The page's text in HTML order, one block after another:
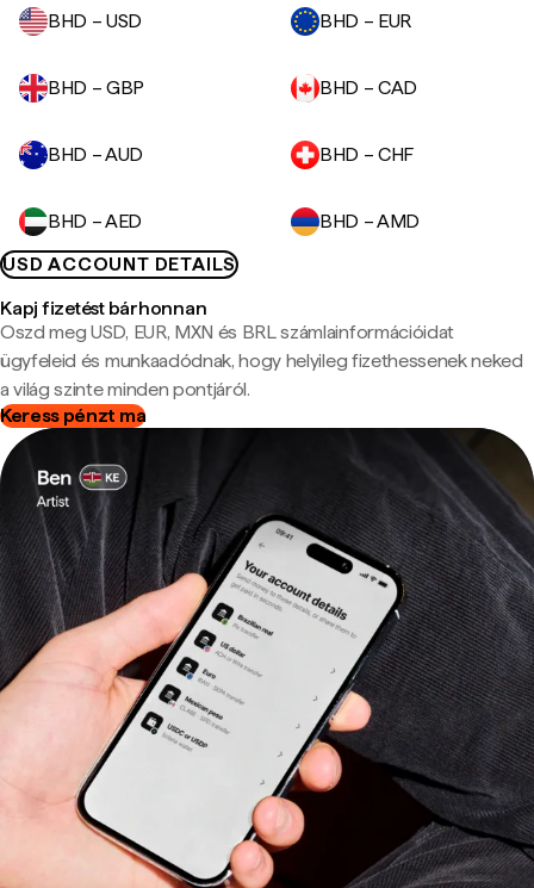
BHD – USD
BHD – EUR
BHD – GBP BHD – CAD
BHD – AUD BHD – CHF
BHD – AED
BHD – AMD
USD ACCOUNT DETAILS
Kapj fizetést bárhonnan
Oszd meg USD, EUR, MXN és BRL számlainformációidat
ügyfeleid és munkaadódnak, hogy helyileg fizethessenek neked
a világ szinte minden pontjáról.
Keress pénzt ma